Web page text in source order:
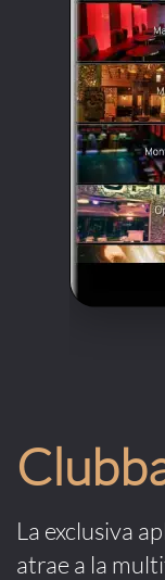
La exclusiva
atrae a la